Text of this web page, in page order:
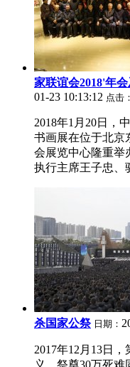
家联谊会2018'年
01-23 10:13:12 点击：
2018年1月20日，
书画展在位于北京
会展览中心隆重举
执行主席王子忠、
杀国家公祭 日期：
2017年12月13日
义，祭奠30万死